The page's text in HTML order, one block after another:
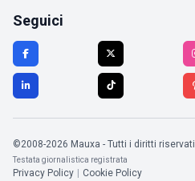
Seguici
©2008-2026 Mauxa - Tutti i diritti riservati
Testata giornalistica registrata
Privacy Policy Cookie Policy